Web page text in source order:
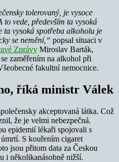
tolerovaný, je vysoce
to vede, především ta vysoká
ta vysoká spotřeba alkoholu je
se nemění,“ popsal situaci v
Zprávy Miroslav Barták,
zaměřením na alkohol při
fakultní nemocnice.
říká ministr Válek
akceptovaná látka. Což
že je velmi nebezpečná.
epidemií lékaři spojovali s
S kouřením cigaret
jsou přitom data za Českou
i několikanásobně nižší.